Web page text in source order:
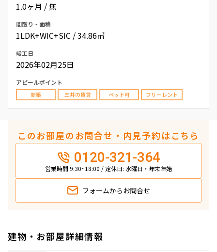
1.0ヶ月 / 無
間取り・面積
1LDK+WIC+SIC / 34.86㎡
竣工日
2026年02月25日
アピールポイント
新築 三井の賃貸 ペット可 フリーレント
このお部屋のお問合せ・内見予約はこちら
0120-321-364
営業時間 9:30~18:00 / 定休日: 水曜日・年末年始
フォームから お問合せ
建物・お部屋詳細情報